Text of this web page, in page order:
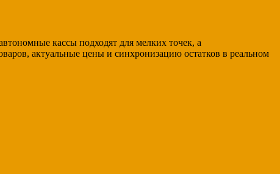
кассы подходят для мелких точек, а
актуальные цены и синхронизацию остатков в реальном